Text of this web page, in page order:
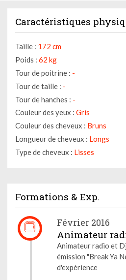
Caractéristiques
Taille : 172 cm
Poids : 62 kg
Tour de poitrine : -
Tour de taille : -
Tour de hanches : -
Couleur des yeux : Gris
Couleur des cheveux : Bruns
Longueur de cheveux : Longs
Type de cheveux : Lisses
Formations & Exp.
Février 2016
Animateur
Animateur radio et
émission "Break Ya
d'expérience